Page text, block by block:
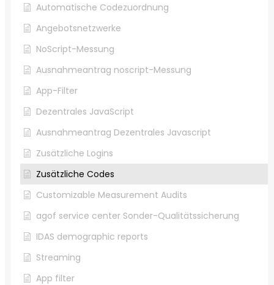
Automatische Codezuordnung
Angebotsnetzwerke
NoScript-Messung
Ausnahmeantrag noscript-Messung
App-Filter
Dezentrales JavaScript
Ausnahmeantrag Dezentrales Javascript
Zusätzliche Logins
Zusätzliche Codes
Customizable Measurement Audits
agof service center Sonder-Qualitätssicherung
IDAS demographic reports
Streaming
App filter